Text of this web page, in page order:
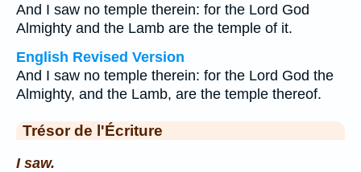
And I saw no temple therein: for the Lord God
Almighty and the Lamb are the temple of it.
English Revised Version
And I saw no temple therein: for the Lord God the
Almighty, and the Lamb, are the temple thereof.
Trésor de l'Écriture
I saw.